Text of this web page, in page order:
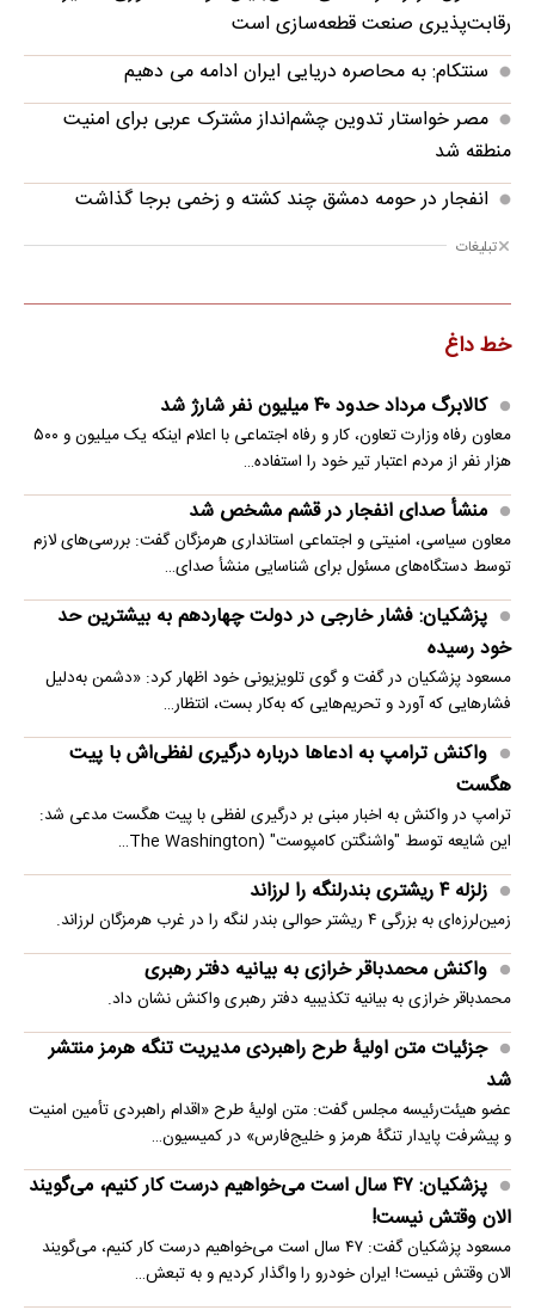
رقابت‌پذیری صنعت قطعه‌سازی است
سنتکام: به محاصره دریایی ایران ادامه می دهیم
مصر خواستار تدوین چشم‌انداز مشترک عربی برای امنیت
منطقه شد
انفجار در حومه دمشق چند کشته و زخمی برجا گذاشت
تبلیغات
خط داغ
کالابرگ مرداد حدود ۴۰‌ میلیون نفر شارژ شد
معاون رفاه وزارت تعاون، کار و رفاه اجتماعی با اعلام اینکه یک میلیون و ۵۰۰
هزار نفر از مردم اعتبار تیر خود را استفاده…
منشأ صدای انفجار در قشم مشخص شد
معاون سیاسی، امنیتی و اجتماعی استانداری هرمزگان گفت: بررسی‌های لازم
توسط دستگاه‌های مسئول برای شناسایی منشأ صدای…
پزشکیان: فشار خارجی در دولت چهاردهم به بیشترین حد
خود رسیده
مسعود پزشکیان در گفت و گوی تلویزیونی خود اظهار کرد: «دشمن به‌دلیل
فشارهایی که آورد و تحریم‌هایی که به‌کار بست، انتظار…
واکنش ترامپ به ادعاها درباره درگیری لفظی‌اش با پیت
هگست
ترامپ در واکنش به اخبار مبنی بر درگیری لفظی با پیت هگست مدعی شد:
این شایعه توسط "واشنگتن کامپوست" (The Washington…
زلزله ۴ ریشتری بندرلنگه را لرزاند
زمین‌لرزه‌ای به بزرگی ۴ ریشتر حوالی بندر لنگه را در غرب هرمزگان لرزاند.
واکنش محمدباقر خرازی به بیانیه دفتر رهبری
محمدباقر خرازی به بیانیه تکذیبیه دفتر رهبری واکنش نشان داد.
جزئیات متن اولیۀ طرح راهبردی مدیریت تنگه هرمز منتشر
شد
عضو هیئت‌رئیسه مجلس گفت: متن اولیۀ طرح «اقدام راهبردی تأمین امنیت
و پیشرفت پایدار تنگۀ هرمز و خلیج‌فارس» در کمیسیون…
پزشکیان: ۴۷ سال است می‌خواهیم درست کار کنیم، می‌گویند
الان وقتش نیست!
مسعود پزشکیان گفت: ۴۷ سال است می‌خواهیم درست کار کنیم، می‌گویند
الان وقتش نیست! ایران خودرو را واگذار کردیم و به تبعش…